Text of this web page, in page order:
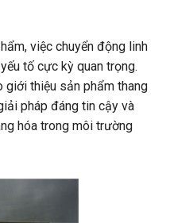
việc chuyển động linh
tố cực kỳ quan trọng.
giới thiệu sản phẩm thang
pháp đáng tin cậy và
hóa trong môi trường